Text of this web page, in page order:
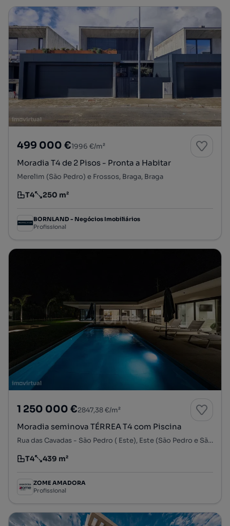
499 000 €1996 €/m²
Moradia T4 de 2 Pisos - Pronta a Habitar
Merelim (São Pedro) e Frossos, Braga, Braga
Tipologia
T4
Preço por metro quadrado
250 m²
BORNLAND - Negócios Imobiliários
Profissional
1 250 000 €2847,38 €/m²
Moradia seminova TÉRREA T4 com Piscina
Rua das Cavadas - São Pedro ( Este), Este (São Pedro e São Mamede), Braga, Braga
Tipologia
T4
Preço por metro quadrado
439 m²
ZOME AMADORA
Profissional